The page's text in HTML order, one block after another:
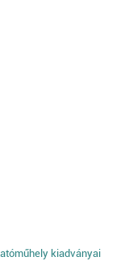
kiadványai